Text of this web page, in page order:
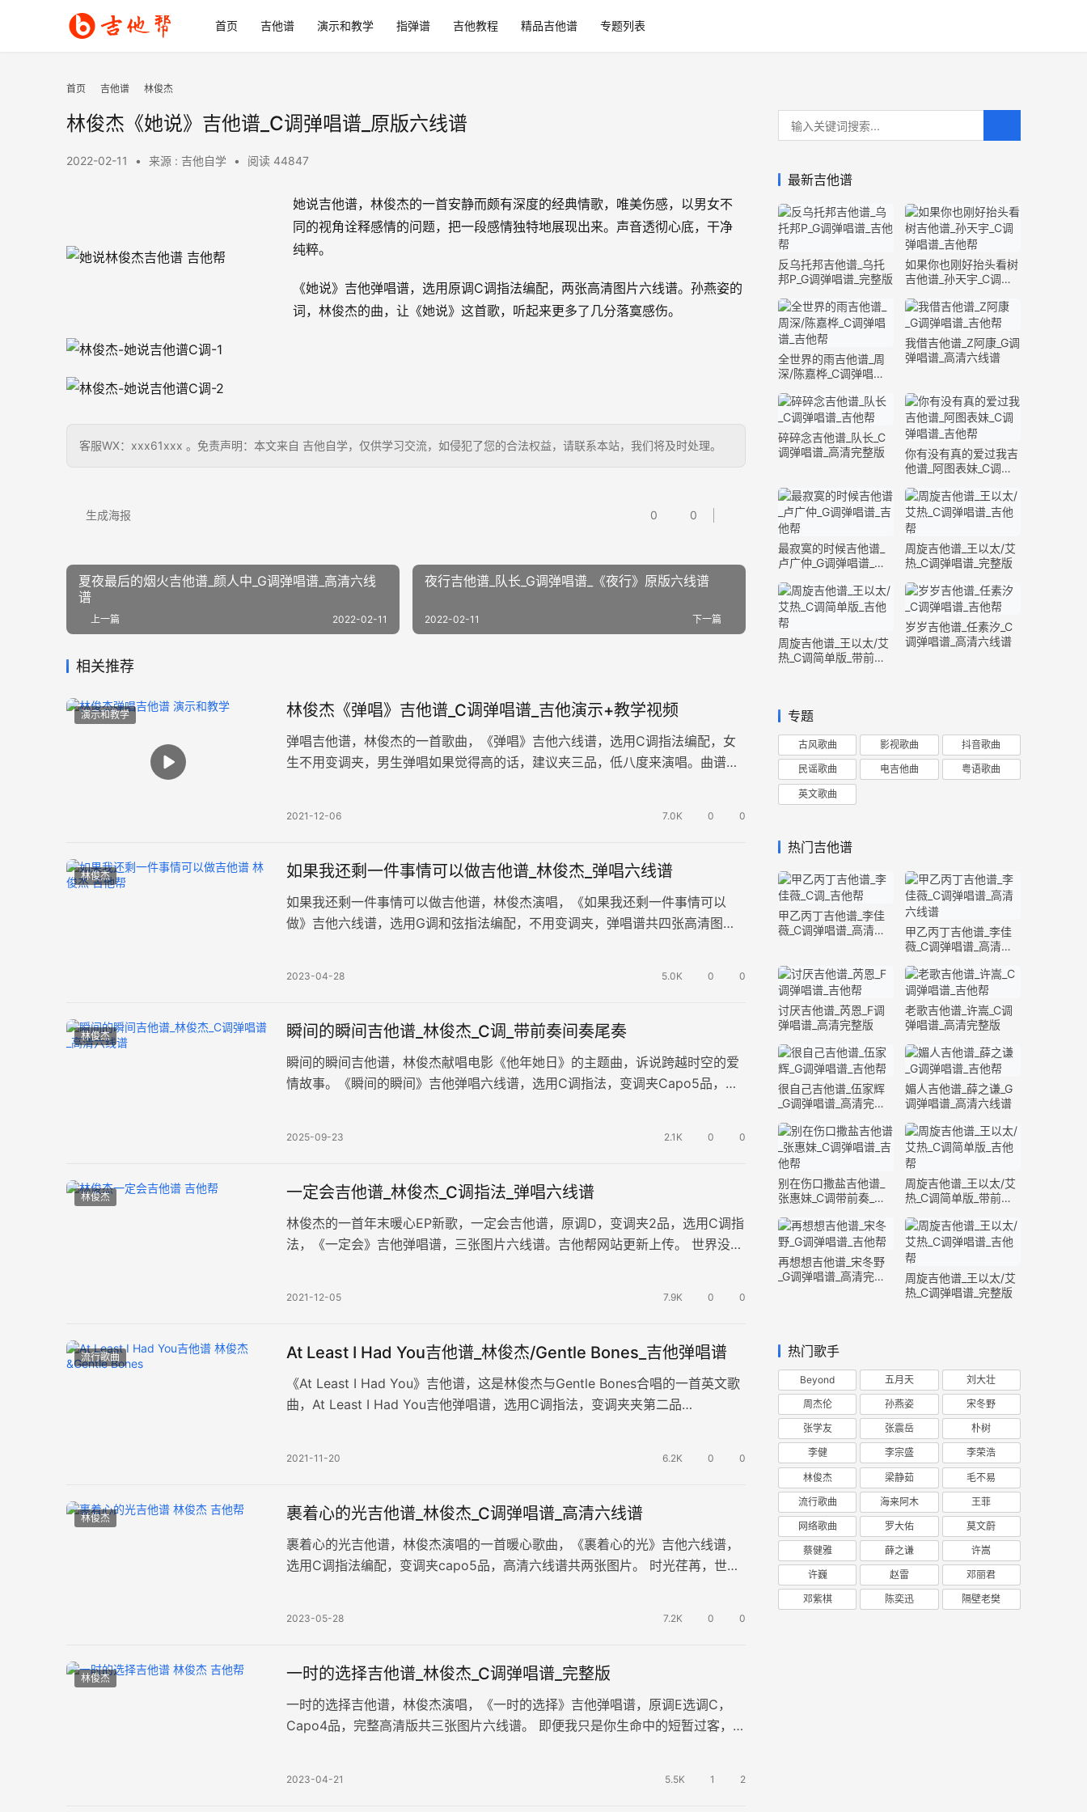
首页 吉他谱 演示和教学 指弹谱 吉他教程 精品吉他谱 专题列表
首页 吉他谱 林俊杰
林俊杰《她说》吉他谱_C调弹唱谱_原版六线谱
2022-02-11 • 来源 : 吉他自学 • 阅读 44847
她说吉他谱，林俊杰的一首安静而颇有深度的经典情歌，唯美伤感，以男女不
同的视角诠释感情的问题，把一段感情独特地展现出来。声音透彻心底，干净
纯粹。
《她说》吉他弹唱谱，选用原调C调指法编配，两张高清图片六线谱。孙燕姿的
词，林俊杰的曲，让《她说》这首歌，听起来更多了几分落寞感伤。
客服WX：xxx61xxx 。免责声明：本文来自 吉他自学，仅供学习交流，如侵犯了您的合法权益，请联系本站，我们将及时处理。
0 0
生成海报
夏夜最后的烟火吉他谱_颜人中_G调弹唱谱_高清六线
谱
上一篇 2022-02-11
夜行吉他谱_队长_G调弹唱谱_《夜行》原版六线谱
下一篇
2022-02-11
相关推荐
演示和教学 林俊杰《弹唱》吉他谱_C调弹唱谱_吉他演示+教学视频
弹唱吉他谱，林俊杰的一首歌曲，《弹唱》吉他六线谱，选用C调指法编配，女
生不用变调夹，男生弹唱如果觉得高的话，建议夹三品，低八度来演唱。曲谱共
2021-12-06 7.0K 0 0
林俊杰 如果我还剩一件事情可以做吉他谱_林俊杰_弹唱六线谱
如果我还剩一件事情可以做吉他谱，林俊杰演唱，《如果我还剩一件事情可以
做》吉他六线谱，选用G调和弦指法编配，不用变调夹，弹唱谱共四张高清图片
2023-04-28 5.0K 0 0
林俊杰 瞬间的瞬间吉他谱_林俊杰_C调_带前奏间奏尾奏
瞬间的瞬间吉他谱，林俊杰献唱电影《他年她日》的主题曲，诉说跨越时空的爱
情故事。《瞬间的瞬间》吉他弹唱六线谱，选用C调指法，变调夹Capo5品，演
2025-09-23 2.1K 0 0
林俊杰 一定会吉他谱_林俊杰_C调指法_弹唱六线谱
林俊杰的一首年末暖心EP新歌，一定会吉他谱，原调D，变调夹2品，选用C调指
法，《一定会》吉他弹唱谱，三张图片六线谱。吉他帮网站更新上传。 世界没有
2021-12-05 7.9K 0 0
流行歌曲 At Least I Had You吉他谱_林俊杰/Gentle Bones_吉他弹唱谱
《At Least I Had You》吉他谱，这是林俊杰与Gentle Bones合唱的一首英文歌
曲，At Least I Had You吉他弹唱谱，选用C调指法，变调夹夹第二品…
2021-11-20 6.2K 0 0
林俊杰 裹着心的光吉他谱_林俊杰_C调弹唱谱_高清六线谱
裹着心的光吉他谱，林俊杰演唱的一首暖心歌曲，《裹着心的光》吉他六线谱，
选用C调指法编配，变调夹capo5品，高清六线谱共两张图片。 时光荏苒，世界
2023-05-28 7.2K 0 0
林俊杰 一时的选择吉他谱_林俊杰_C调弹唱谱_完整版
一时的选择吉他谱，林俊杰演唱，《一时的选择》吉他弹唱谱，原调E选调C，
Capo4品，完整高清版共三张图片六线谱。 即便我只是你生命中的短暂过客，又
2023-04-21 5.5K 1 2
最新吉他谱
反乌托邦吉他谱_乌托
邦P_G调弹唱谱_完整版
如果你也刚好抬头看树
吉他谱_孙天宇_C调弹
全世界的雨吉他谱_周
深/陈嘉桦_C调弹唱谱_
我借吉他谱_Z阿康_G调
弹唱谱_高清六线谱
碎碎念吉他谱_队长_C
调弹唱谱_高清完整版
你有没有真的爱过我吉
他谱_阿图表妹_C调弹
最寂寞的时候吉他谱_
卢广仲_G调弹唱谱_高
周旋吉他谱_王以太/艾
热_C调弹唱谱_完整版
周旋吉他谱_王以太/艾
热_C调简单版_带前奏
岁岁吉他谱_任素汐_C
调弹唱谱_高清六线谱
专题
古风歌曲 影视歌曲 抖音歌曲
民谣歌曲 电吉他曲 粤语歌曲
英文歌曲
热门吉他谱
甲乙丙丁吉他谱_李佳
薇_C调弹唱谱_高清六
甲乙丙丁吉他谱_李佳
薇_C调弹唱谱_高清六
讨厌吉他谱_芮恩_F调
弹唱谱_高清完整版
老歌吉他谱_许嵩_C调
弹唱谱_高清完整版
很自己吉他谱_伍家辉
_G调弹唱谱_高清完整
媚人吉他谱_薛之谦_G
调弹唱谱_高清六线谱
别在伤口撒盐吉他谱_
张惠妹_C调带前奏_完
周旋吉他谱_王以太/艾
热_C调简单版_带前奏
再想想吉他谱_宋冬野
_G调弹唱谱_高清完整
周旋吉他谱_王以太/艾
热_C调弹唱谱_完整版
热门歌手
Beyond 五月天 刘大壮
周杰伦 孙燕姿 宋冬野
张学友 张震岳 朴树
李健 李宗盛 李荣浩
林俊杰 梁静茹 毛不易
流行歌曲 海来阿木 王菲
网络歌曲 罗大佑 莫文蔚
蔡健雅 薛之谦 许嵩
许巍 赵雷 邓丽君
邓紫棋 陈奕迅 隔壁老樊